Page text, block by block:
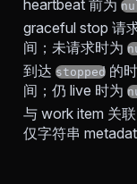
heartbeat 前为
graceful stop 请
间；未请求时为
到达 stopped 的时
间；仍 live 时为
与 work item 关
仅字符串